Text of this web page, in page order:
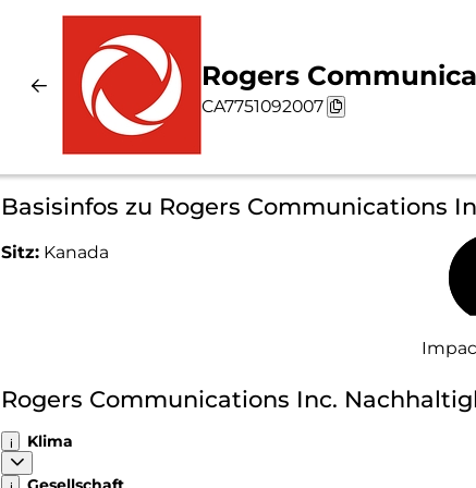
Rogers
CA7751092007
Basisinfos zu Rogers Communications
Sitz: Kanada
Rogers Communications Inc.
Klima